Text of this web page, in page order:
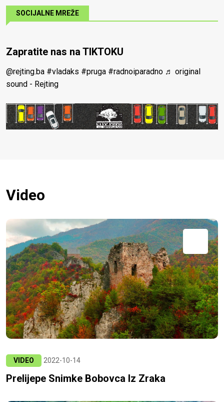
SOCIJALNE MREŽE
Zapratite nas na TIKTOKU
@rejting.ba #vladaks #pruga #radnoiparadno ♬ original
sound - Rejting
Video
VIDEO 2022-10-14
Prelijepe Snimke Bobovca Iz Zraka